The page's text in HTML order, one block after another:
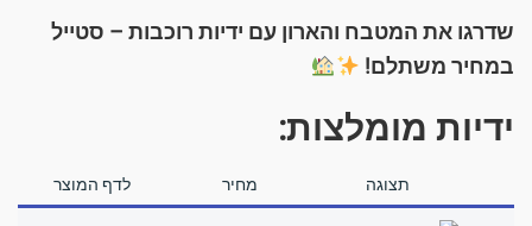
שדרגו את המטבח והארון עם ידיות רוכבות – סטייל
במחיר משתלם!
ידיות מומלצות:
תצוגה מחיר לדף המוצר